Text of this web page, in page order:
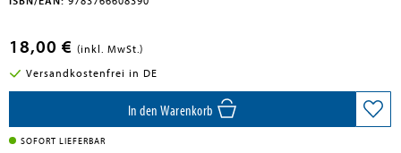
18,00 € (inkl. MwSt.)
Versandkostenfrei in DE
In den Warenkorb
SOFORT LIEFERBAR